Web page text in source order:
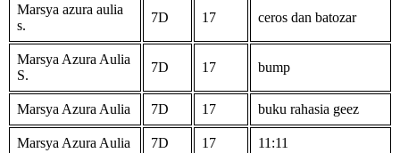
Marsya azura aulia
s.
7D 17 ceros dan batozar
Marsya Azura Aulia
S.
7D 17 bump
Marsya Azura Aulia 7D 17 buku rahasia geez
Marsya Azura Aulia 7D 17 11:11